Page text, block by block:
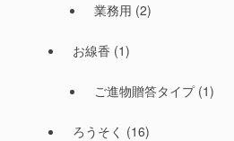
業務用 (2)
お線香 (1)
ご進物贈答タイプ(1)
ろうそく (16)